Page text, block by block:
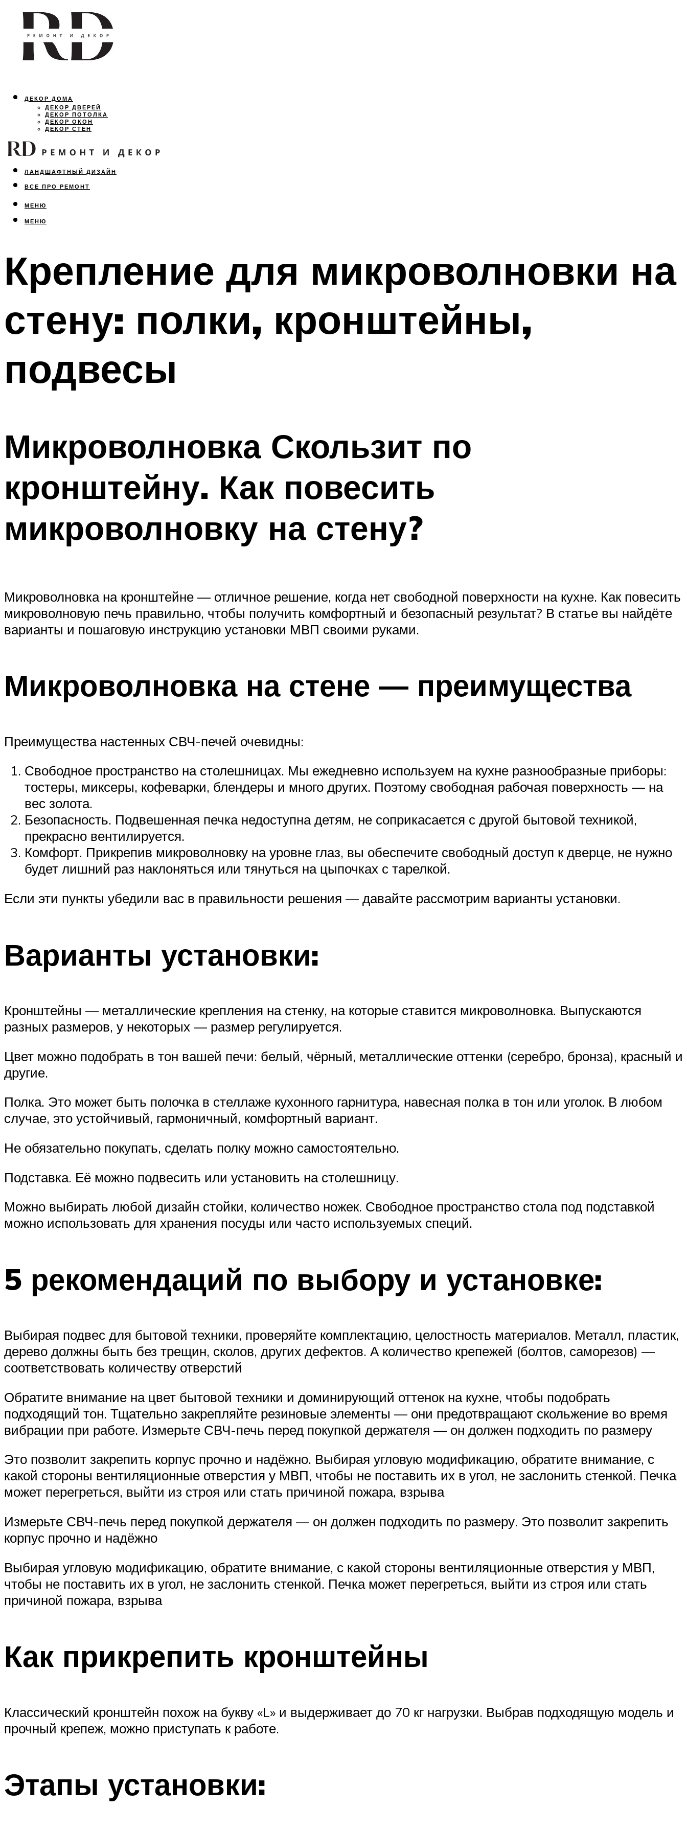
ДЕКОР ДОМА
ДЕКОР ДВЕРЕЙ
ДЕКОР ПОТОЛКА
ДЕКОР ОКОН
ДЕКОР СТЕН
ОСВЕЩЕНИЕ
ДИЗАЙН ИНТЕРЬЕРА
ЛАНДШАФТНЫЙ ДИЗАЙН
ВСЕ ПРО РЕМОНТ
МЕНЮ
МЕНЮ
Крепление для микроволновки на
стену: полки, кронштейны,
подвесы
Микроволновка Скользит по
кронштейну. Как повесить
микроволновку на стену?
Микроволновка на кронштейне — отличное решение, когда нет свободной поверхности на кухне. Как повесить
микроволновую печь правильно, чтобы получить комфортный и безопасный результат? В статье вы найдёте
варианты и пошаговую инструкцию установки МВП своими руками.
Микроволновка на стене — преимущества
Преимущества настенных СВЧ-печей очевидны:
Свободное пространство на столешницах. Мы ежедневно используем на кухне разнообразные приборы:
тостеры, миксеры, кофеварки, блендеры и много других. Поэтому свободная рабочая поверхность — на
вес золота.
Безопасность. Подвешенная печка недоступна детям, не соприкасается с другой бытовой техникой,
прекрасно вентилируется.
Комфорт. Прикрепив микроволновку на уровне глаз, вы обеспечите свободный доступ к дверце, не нужно
будет лишний раз наклоняться или тянуться на цыпочках с тарелкой.
Если эти пункты убедили вас в правильности решения — давайте рассмотрим варианты установки.
Варианты установки:
Кронштейны — металлические крепления на стенку, на которые ставится микроволновка. Выпускаются
разных размеров, у некоторых — размер регулируется.
Цвет можно подобрать в тон вашей печи: белый, чёрный, металлические оттенки (серебро, бронза), красный и
другие.
Полка. Это может быть полочка в стеллаже кухонного гарнитура, навесная полка в тон или уголок. В любом
случае, это устойчивый, гармоничный, комфортный вариант.
Не обязательно покупать, сделать полку можно самостоятельно.
Подставка. Её можно подвесить или установить на столешницу.
Можно выбирать любой дизайн стойки, количество ножек. Свободное пространство стола под подставкой
можно использовать для хранения посуды или часто используемых специй.
5 рекомендаций по выбору и установке:
Выбирая подвес для бытовой техники, проверяйте комплектацию, целостность материалов. Металл, пластик,
дерево должны быть без трещин, сколов, других дефектов. А количество крепежей (болтов, саморезов) —
соответствовать количеству отверстий
Обратите внимание на цвет бытовой техники и доминирующий оттенок на кухне, чтобы подобрать
подходящий тон. Тщательно закрепляйте резиновые элементы — они предотвращают скольжение во время
вибрации при работе. Измерьте СВЧ-печь перед покупкой держателя — он должен подходить по размеру
Это позволит закрепить корпус прочно и надёжно. Выбирая угловую модификацию, обратите внимание, с
какой стороны вентиляционные отверстия у МВП, чтобы не поставить их в угол, не заслонить стенкой. Печка
может перегреться, выйти из строя или стать причиной пожара, взрыва
Измерьте СВЧ-печь перед покупкой держателя — он должен подходить по размеру. Это позволит закрепить
корпус прочно и надёжно
Выбирая угловую модификацию, обратите внимание, с какой стороны вентиляционные отверстия у МВП,
чтобы не поставить их в угол, не заслонить стенкой. Печка может перегреться, выйти из строя или стать
причиной пожара, взрыва
Как прикрепить кронштейны
Классический кронштейн похож на букву «L» и выдерживает до 70 кг нагрузки. Выбрав подходящую модель и
прочный крепеж, можно приступать к работе.
Этапы установки: